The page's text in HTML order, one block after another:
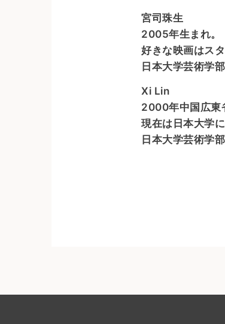
宮司珠生
2005年生まれ。
好きな映画はス
日本大学芸術学
Xi Lin
2000年中国広東
現在は日本大学
日本大学芸術学